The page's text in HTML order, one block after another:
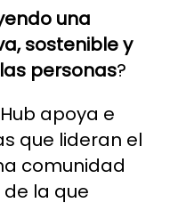
una
sostenible y
personas?
apoya e
que lideran el
comunidad
la que